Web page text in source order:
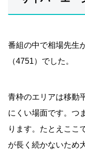
番組の中で相場先生
（4751）でした。
青枠のエリアは移動
にくい場面です。つ
ります。たとえここ
が長く続かないため